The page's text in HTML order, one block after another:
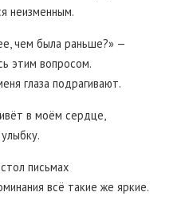
неизменным.
чем была раньше?» —
этим вопросом.
глаза подрагивают.
в моём сердце,
письмах
всё такие же яркие.